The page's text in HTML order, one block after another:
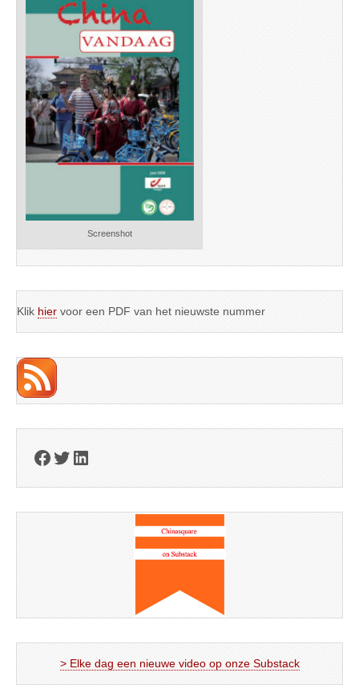
Screenshot
Klik hier voor een PDF van het nieuwste nummer
Facebook
Twitter
LinkedIn
> Elke dag een nieuwe video op onze Substack